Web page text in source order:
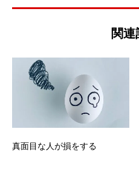
関連
真面目な人が損をする